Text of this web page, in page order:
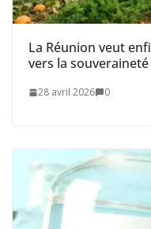
La Réunion veut
vers la
28 avril 2026 0